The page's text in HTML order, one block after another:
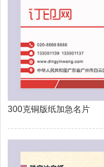
300克铜版纸加急名片